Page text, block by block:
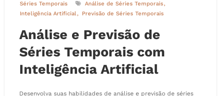
Séries Temporais
Análise de Séries Temporais
Inteligência Artificial
Previsão de Séries Temporais
Análise e Previsão de
Séries Temporais com
Inteligência Artificial
Desenvolva suas habilidades de análise e previsão de séries